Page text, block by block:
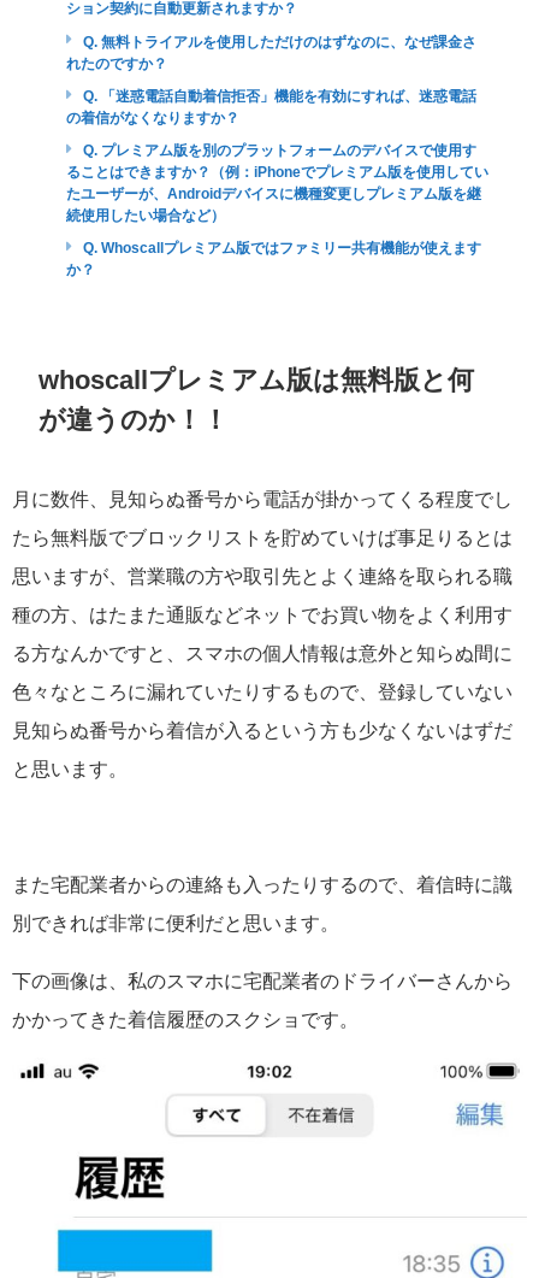
ション契約に自動更新されますか？
Q. 無料トライアルを使用しただけのはずなのに、なぜ課金さ
れたのですか？
Q. 「迷惑電話自動着信拒否」機能を有効にすれば、迷惑電話
の着信がなくなりますか？
Q. プレミアム版を別のプラットフォームのデバイスで使用す
ることはできますか？（例：iPhoneでプレミアム版を使用してい
たユーザーが、Androidデバイスに機種変更しプレミアム版を継
続使用したい場合など）
Q. Whoscallプレミアム版ではファミリー共有機能が使えます
か？
whoscallプレミアム版は無料版と何
が違うのか！！
月に数件、見知らぬ番号から電話が掛かってくる程度でし
たら無料版でブロックリストを貯めていけば事足りるとは
思いますが、営業職の方や取引先とよく連絡を取られる職
種の方、はたまた通販などネットでお買い物をよく利用す
る方なんかですと、スマホの個人情報は意外と知らぬ間に
色々なところに漏れていたりするもので、登録していない
見知らぬ番号から着信が入るという方も少なくないはずだ
と思います。
また宅配業者からの連絡も入ったりするので、着信時に識
別できれば非常に便利だと思います。
下の画像は、私のスマホに宅配業者のドライバーさんから
かかってきた着信履歴のスクショです。